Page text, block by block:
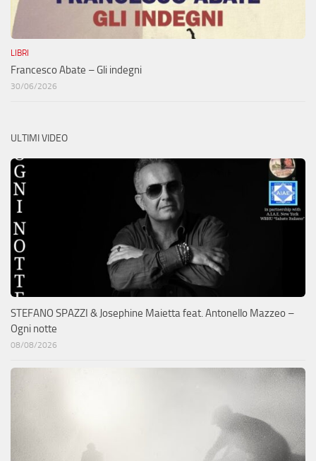
LIBRI
Francesco Abate – Gli indegni
30/06/2026
ULTIMI VIDEO
STEFANO SPAZZI & Josephine Maietta feat. Antonello Mazzeo –
Ogni notte
08/08/2026